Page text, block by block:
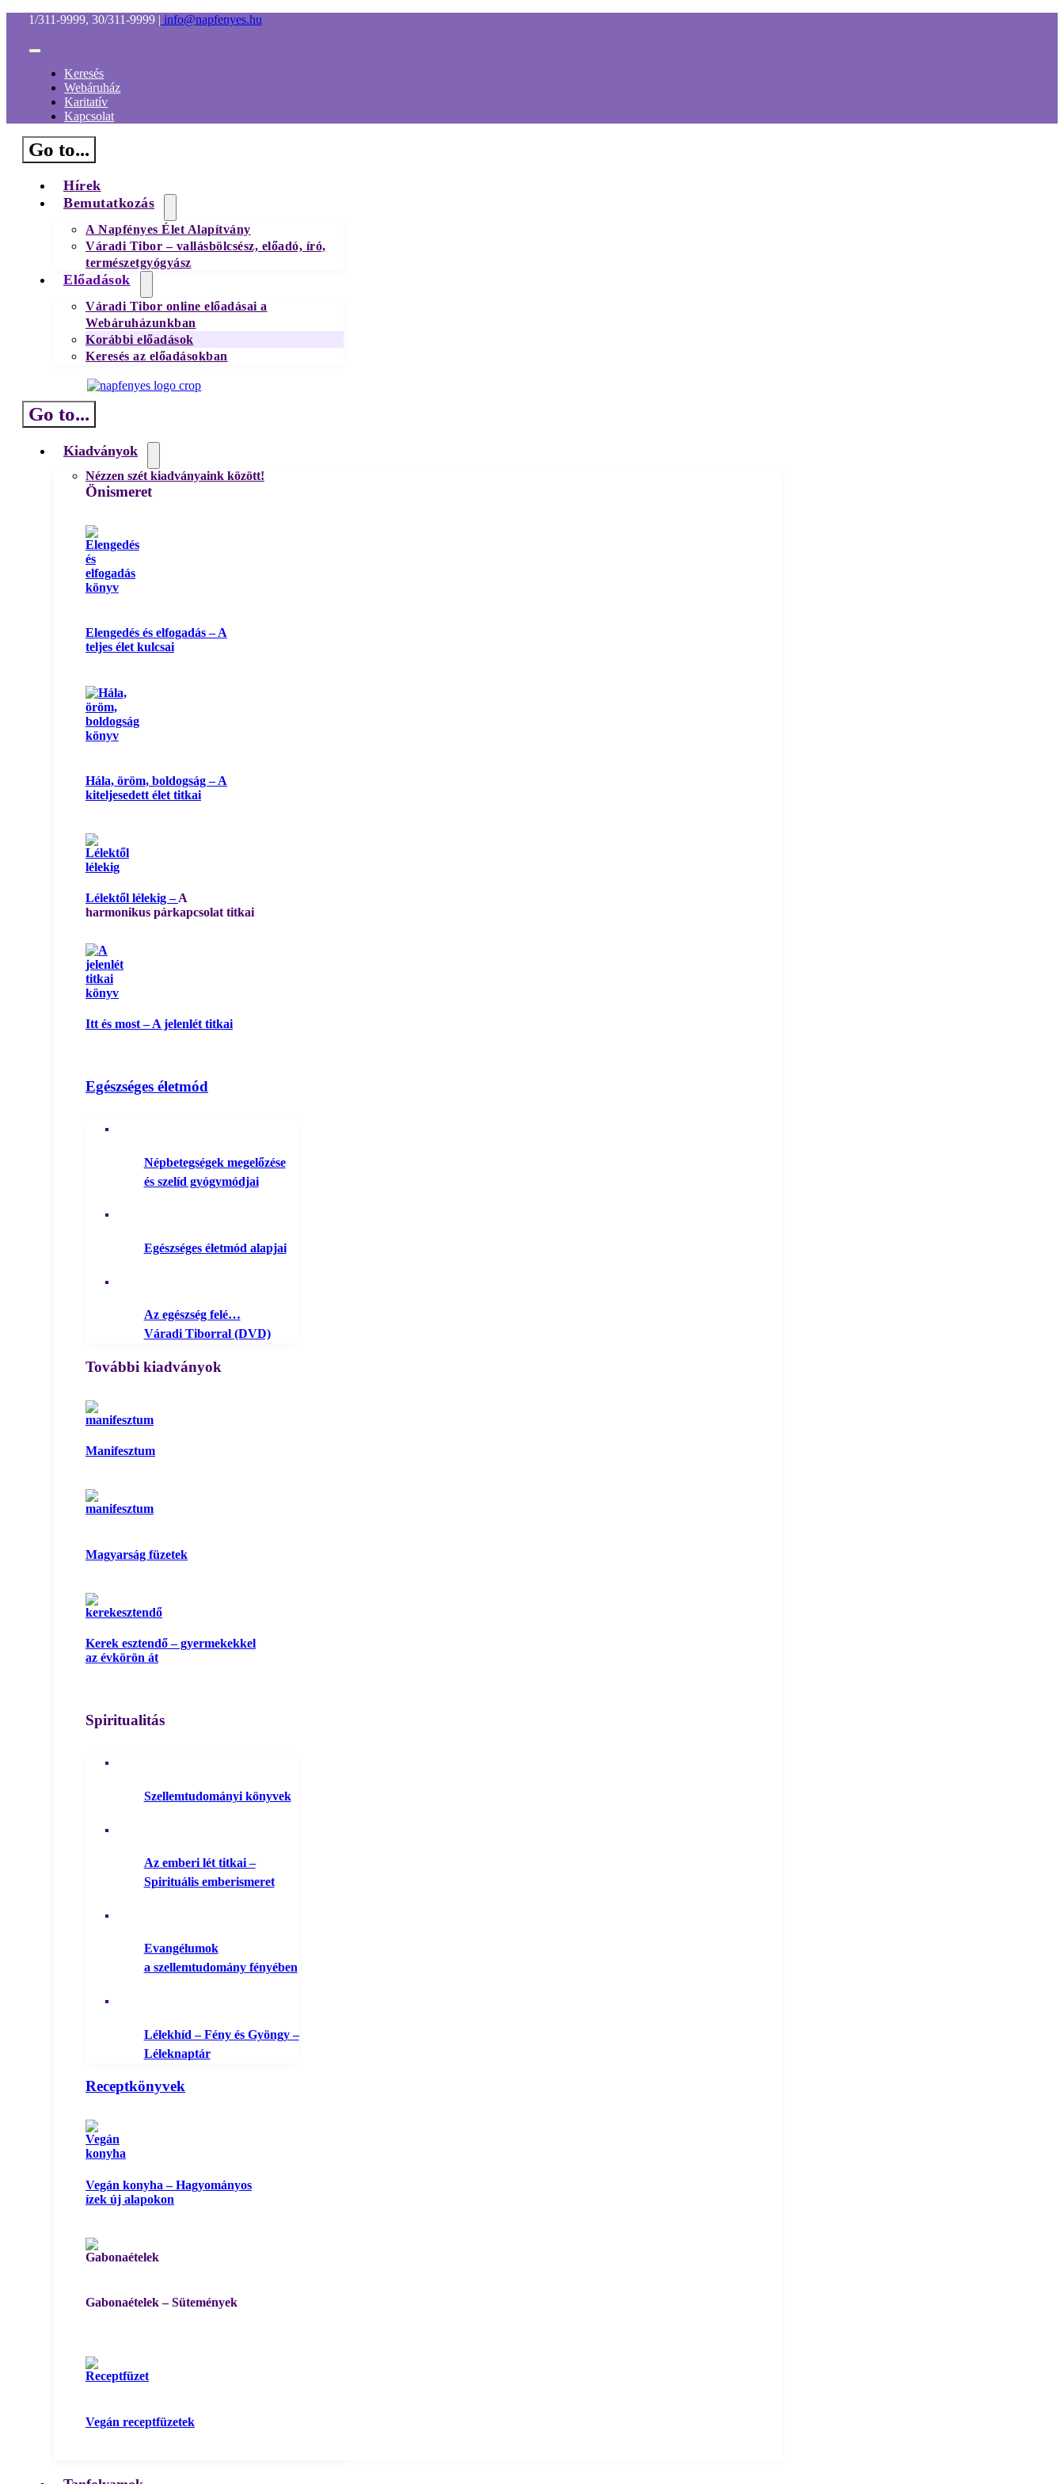
Kihagyás
1/311-9999, 30/311-9999 | info@napfenyes.hu
Toggle
NavigationKeresés
Webáruház
Karitatív
Kapcsolat
Go to...
Hírek
Bemutatkozás
A Napfényes Élet Alapítvány
Váradi Tibor – vallásbölcsész, előadó, író,
természetgyógyász
Előadások
Váradi Tibor online előadásai a
Webáruházunkban
Korábbi előadások
Keresés az előadásokban
Go to...
Kiadványok
Nézzen szét kiadványaink között!
Önismeret
Elengedés és elfogadás – A
teljes élet kulcsai
Hála, öröm, boldogság – A
kiteljesedett élet titkai
Lélektől lélekig –A
harmonikus párkapcsolat titkai
Itt és most – A jelenlét titkai
Egészséges életmód
Népbetegségek megelőzése
és szelíd gyógymódjai
Egészséges életmód alapjai
Az egészség felé…
Váradi Tiborral (DVD)
További kiadványok
Manifesztum
Magyarság füzetek
Kerek esztendő – gyermekekkel
az évkörön át
Spiritualitás
Szellemtudományi könyvek
Az emberi lét titkai –
Spirituális emberismeret
Evangélumok
a szellemtudomány fényében
Lélekhíd – Fény és Gyöngy –
Léleknaptár
Receptkönyvek
Vegán konyha – Hagyományos
ízek új alapokon
Gabonaételek – Sütemények
Vegán receptfüzetek